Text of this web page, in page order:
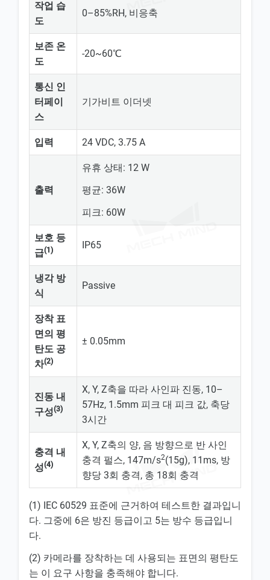
작업 습
도
0–85%RH, 비응축
보존 온
도
-20~60℃
통신 인
터페이
스
기가비트 이더넷
입력 24 VDC, 3.75 A
출력
유휴 상태: 12 W
평균: 36W
피크: 60W
보호 등
급(1) IP65
냉각 방
식
Passive
장착 표
면의 평
탄도 공
차(2)
± 0.05mm
진동 내
구성(3)
X, Y, Z축을 따라 사인파 진동, 10–
57Hz, 1.5mm 피크 대 피크 값, 축당
3시간
충격 내
성(4)
X, Y, Z축의 양, 음 방향으로 반 사인
충격 펄스, 147m/s2(15g), 11ms, 방
향당 3회 충격, 총 18회 충격
(1) IEC 60529 표준에 근거하여 테스트한 결과입니
다. 그중에 6은 방진 등급이고 5는 방수 등급입니
다.
(2) 카메라를 장착하는 데 사용되는 표면의 평탄도
는 이 요구 사항을 충족해야 합니다.